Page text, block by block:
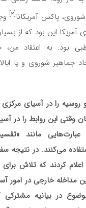
پاکس آمریکانا[۲]
آمریکا این بود که از
بود. به اعتقاد
جماهیر شوروی و یا
را در آسیای مرکزی
وقتی این روابط را در
مانند
می‌کنند. در نتیجه
کردند که تلاش برای
مداخله خارجی در امور
در بیانیه